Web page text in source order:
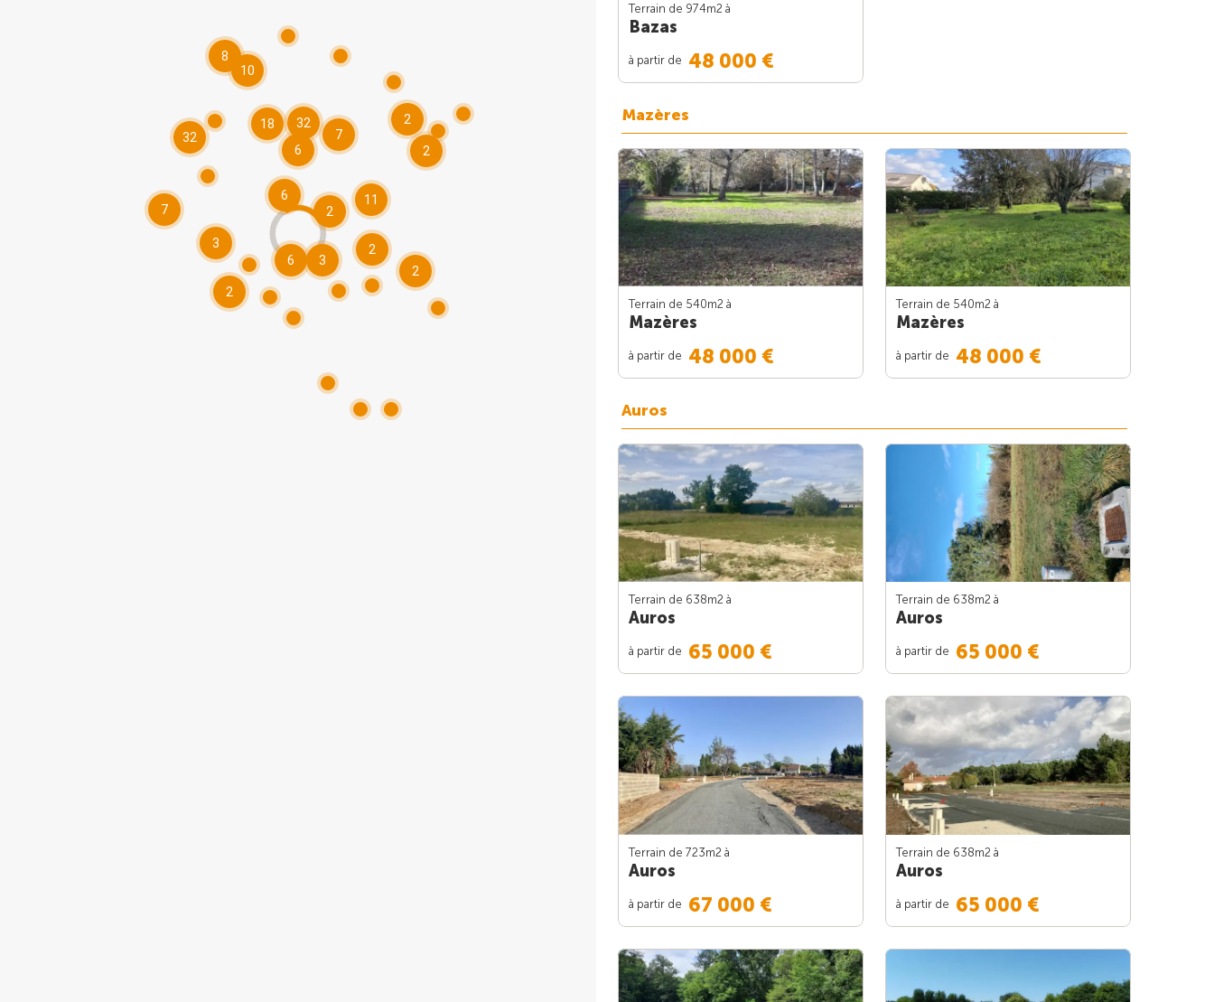
32
8
32
18
10
6
6
6
11
7
3
7
2
2
2
3 2
2
2
Terrain de 974m2 à
Bazas
à partir de 48 000 €
Mazères
Terrain de 540m2 à
Mazères
à partir de 48 000 €
Terrain de 540m2 à
Mazères
à partir de 48 000 €
Auros
Terrain de 638m2 à
Auros
à partir de 65 000 €
Terrain de 638m2 à
Auros
à partir de 65 000 €
Terrain de 723m2 à
Auros
à partir de 67 000 €
Terrain de 638m2 à
Auros
à partir de 65 000 €